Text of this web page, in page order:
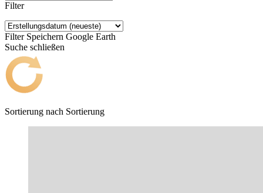
Filter
Filter Speichern Google Earth
Suche schließen
Sortierung nach Sortierung